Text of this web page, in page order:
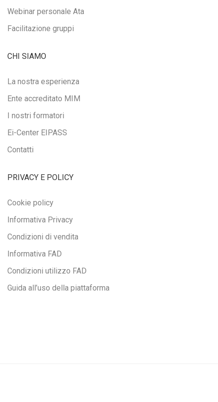
Webinar personale Ata
Facilitazione gruppi
CHI SIAMO
La nostra esperienza
Ente accreditato MIM
I nostri formatori
Ei-Center EIPASS
Contatti
PRIVACY E POLICY
Cookie policy
Informativa Privacy
Condizioni di vendita
Informativa FAD
Condizioni utilizzo FAD
Guida all’uso della piattaforma